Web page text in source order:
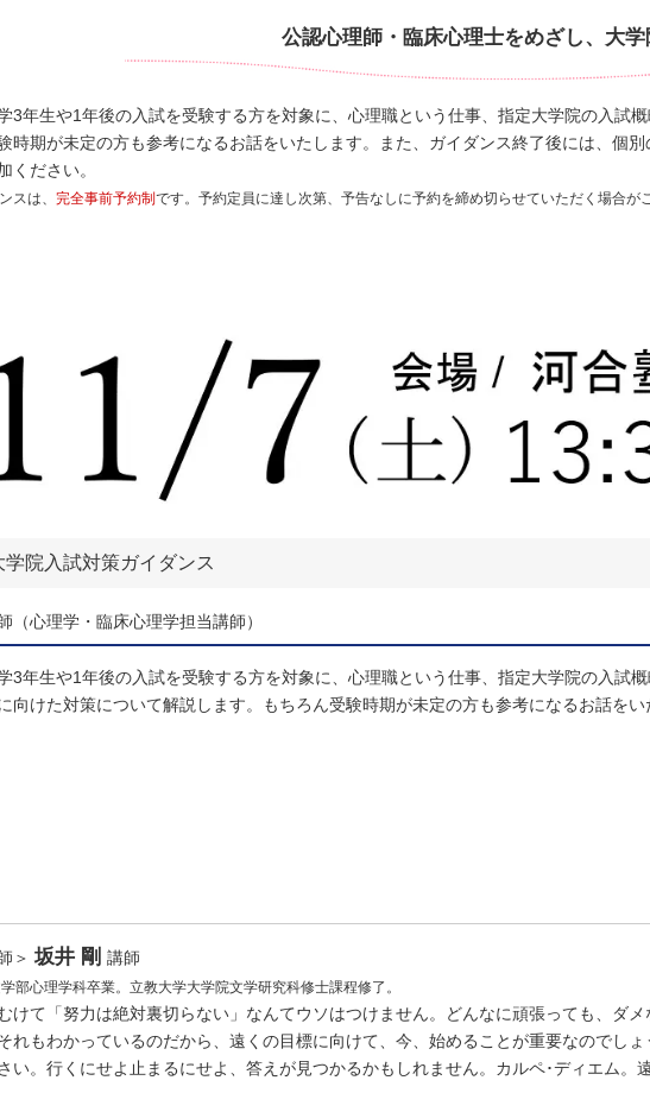
公認心理師・臨床心理士をめざし、大学
3年生や1年後の入試を受験する方を対象に、心理職という仕事、指定大学院の入試
時期が未定の方も参考になるお話をいたします。また、ガイダンス終了後には、個
ください。
スは、完全事前予約制です。予約定員に達し次第、予告なしに予約を締め切らせていただく場合が
学院入試対策ガイダンス
（心理学・臨床心理学担当講師）
3年生や1年後の入試を受験する方を対象に、心理職という仕事、指定大学院の入試
向けた対策について解説します。もちろん受験時期が未定の方も参考になるお話をい
＞坂井 剛講師
部心理学科卒業。立教大学大学院文学研究科修士課程修了。
けて「努力は絶対裏切らない」なんてウソはつけません。どんなに頑張っても、ダ
れもわかっているのだから、遠くの目標に向けて、今、始めることが重要なのでし
い。行くにせよ止まるにせよ、答えが見つかるかもしれません。カルペ･ディエム。